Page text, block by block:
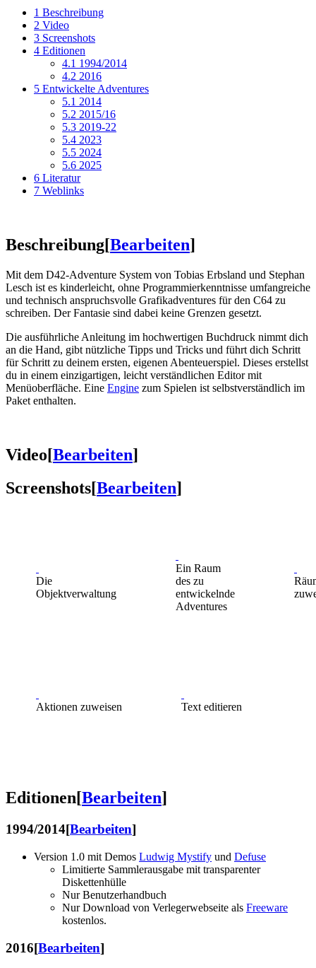
1 Beschreibung
2 Video
3 Screenshots
4 Editionen
4.1 1994/2014
4.2 2016
5 Entwickelte Adventures
5.1 2014
5.2 2015/16
5.3 2019-22
5.4 2023
5.5 2024
5.6 2025
6 Literatur
7 Weblinks
Beschreibung[Bearbeiten]
Mit dem D42-Adventure System von Tobias Erbsland und Stephan
Lesch ist es kinderleicht, ohne Programmierkenntnisse umfangreiche
und technisch anspruchsvolle Grafikadventures für den C64 zu
schreiben. Der Fantasie sind dabei keine Grenzen gesetzt.
Die ausführliche Anleitung im hochwertigen Buchdruck nimmt dich
an die Hand, gibt nützliche Tipps und Tricks und führt dich Schritt
für Schritt zu deinem ersten, eigenen Abenteuerspiel. Dieses erstellst
du in einem einzigartigen, leicht verständlichen Editor mit
Menüoberfläche. Eine Engine zum Spielen ist selbstverständlich im
Paket enthalten.
Video[Bearbeiten]
Screenshots[Bearbeiten]
Die
Objektverwaltung
Ein Raum
des zu
entwickelnde
Adventures
Aktionen zuweisen Text editieren
Editionen[Bearbeiten]
1994/2014[Bearbeiten]
Version 1.0 mit Demos Ludwig Mystify und Defuse
Limitierte Sammlerausgabe mit transparenter
Diskettenhülle
Nur Benutzerhandbuch
Nur Download von Verlegerwebseite als Freeware
kostenlos.
2016[Bearbeiten]